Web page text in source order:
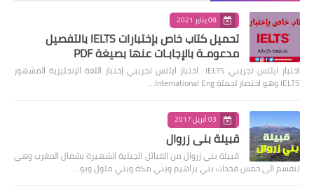
08 يناير 2021
تحميل كتاب خاص بإختبارات IELTS بالتفصيل
مدعومـة بالإجابـات عنها بصيغة PDF
اختبار ايلتس تجريبي IELTS اختبار ايلتس تجريبي إختبار اللغة الإنجليزية المشهور
IELTS وهو اختصار لجملة International Eng…
03 أبريل 2017
قبيلة بني زروال
قبيلة بني زروال من القبائل الجبلية الشهيرة بشمال المغرب وهي
تنقسم الى خمس فخدات بني براهيم وبني مكة وبني ملول وبو…